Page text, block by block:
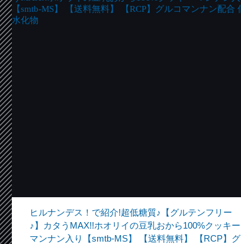
ヒルナンデス！で紹介!超低糖質♪【グルテンフリー
♪】カタうMAX!!ホオリイの豆乳おから100%クッキー
マンナン入り【smtb-MS】 【送料無料】 【RCP】グ